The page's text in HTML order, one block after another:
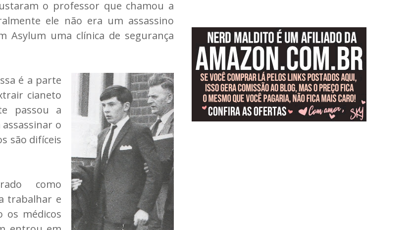
o professor que chamou a
ele não era um assassino
Asylum uma clínica de segurança
é a parte
cianeto
passou a
o
são difíceis
como
trabalhar e
os médicos